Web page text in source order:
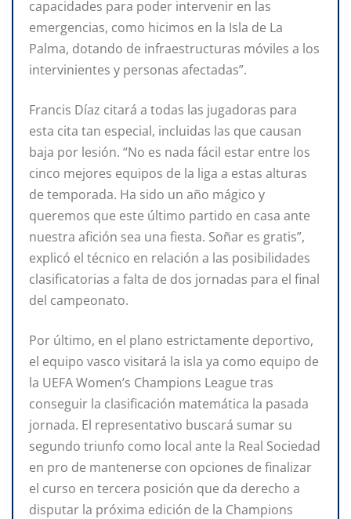
capacidades para poder intervenir en las
emergencias, como hicimos en la Isla de La
Palma, dotando de infraestructuras móviles a los
intervinientes y personas afectadas”.
Francis Díaz citará a todas las jugadoras para
esta cita tan especial, incluidas las que causan
baja por lesión. “No es nada fácil estar entre los
cinco mejores equipos de la liga a estas alturas
de temporada. Ha sido un año mágico y
queremos que este último partido en casa ante
nuestra afición sea una fiesta. Soñar es gratis”,
explicó el técnico en relación a las posibilidades
clasificatorias a falta de dos jornadas para el final
del campeonato.
Por último, en el plano estrictamente deportivo,
el equipo vasco visitará la isla ya como equipo de
la UEFA Women’s Champions League tras
conseguir la clasificación matemática la pasada
jornada. El representativo buscará sumar su
segundo triunfo como local ante la Real Sociedad
en pro de mantenerse con opciones de finalizar
el curso en tercera posición que da derecho a
disputar la próxima edición de la Champions